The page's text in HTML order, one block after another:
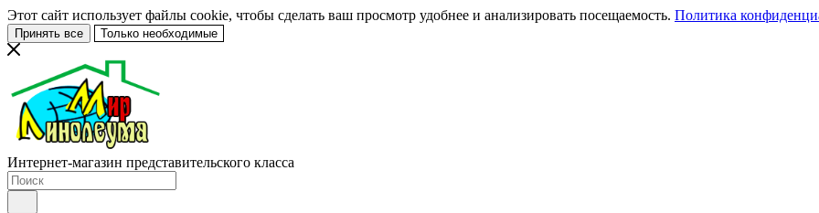
Этот сайт использует файлы cookie, чтобы сделать ваш просмотр удобнее и анализировать посещаемость. Политика
Принять все Только необходимые
Интернет-магазин представительского класса